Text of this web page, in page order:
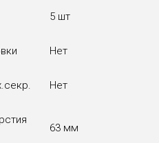
5 шт
Нет
Нет
63 мм